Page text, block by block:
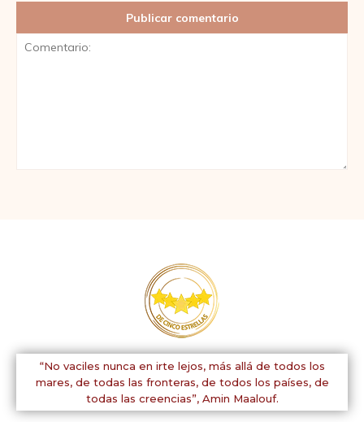
“No vaciles nunca en irte lejos, más allá de todos los
mares, de todas las fronteras, de todos los países, de
todas las creencias”, Amin Maalouf.